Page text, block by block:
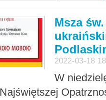
Msza
2022-03-18
W